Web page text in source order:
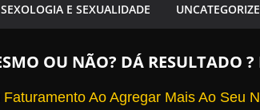
SEXOLOGIA E SEXUALIDADE
OU NÃO? DÁ RESULTADO ?
Ao Agregar Mais Ao Seu